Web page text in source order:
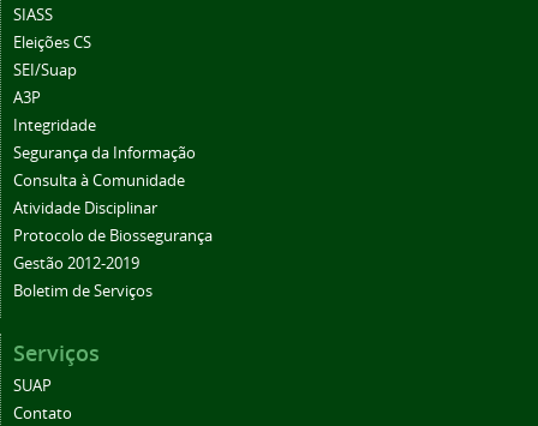
SIASS
Eleições CS
SEI/Suap
A3P
Integridade
Segurança da Informação
Consulta à Comunidade
Atividade Disciplinar
Protocolo de Biossegurança
Gestão 2012-2019
Boletim de Serviços
Serviços
SUAP
Contato